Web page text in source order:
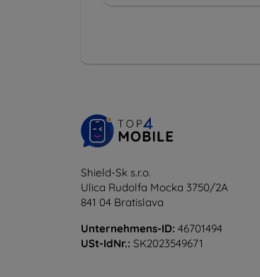
Shield-Sk s.r.o.
Ulica Rudolfa Mocka 3750/2A
841 04 Bratislava
Unternehmens-ID: 46701494
USt-IdNr.: SK2023549671